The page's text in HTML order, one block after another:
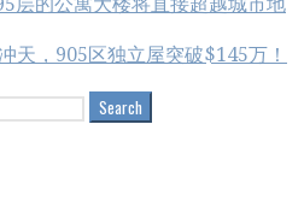
天，905区独立屋突破$145万！